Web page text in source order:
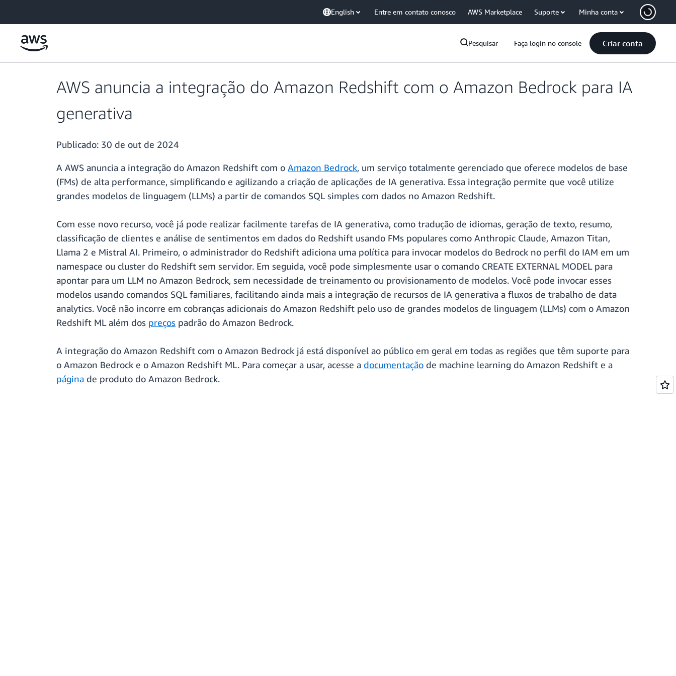
English Entre em contato conosco AWS Marketplace Suporte Minha conta
Pesquisar Faça login no console Criar conta
AWS anuncia a integração do Amazon Redshift com o Amazon Bedrock para IA
generativa
Publicado: 30 de out de 2024
A AWS anuncia a integração do Amazon Redshift com o Amazon Bedrock, um serviço totalmente gerenciado que oferece modelos de base
(FMs) de alta performance, simplificando e agilizando a criação de aplicações de IA generativa. Essa integração permite que você utilize
grandes modelos de linguagem (LLMs) a partir de comandos SQL simples com dados no Amazon Redshift.
Com esse novo recurso, você já pode realizar facilmente tarefas de IA generativa, como tradução de idiomas, geração de texto, resumo,
classificação de clientes e análise de sentimentos em dados do Redshift usando FMs populares como Anthropic Claude, Amazon Titan,
Llama 2 e Mistral AI. Primeiro, o administrador do Redshift adiciona uma política para invocar modelos do Bedrock no perfil do IAM em um
namespace ou cluster do Redshift sem servidor. Em seguida, você pode simplesmente usar o comando CREATE EXTERNAL MODEL para
apontar para um LLM no Amazon Bedrock, sem necessidade de treinamento ou provisionamento de modelos. Você pode invocar esses
modelos usando comandos SQL familiares, facilitando ainda mais a integração de recursos de IA generativa a fluxos de trabalho de data
analytics. Você não incorre em cobranças adicionais do Amazon Redshift pelo uso de grandes modelos de linguagem (LLMs) com o Amazon
Redshift ML além dos preços padrão do Amazon Bedrock.
A integração do Amazon Redshift com o Amazon Bedrock já está disponível ao público em geral em todas as regiões que têm suporte para
o Amazon Bedrock e o Amazon Redshift ML. Para começar a usar, acesse a documentação de machine learning do Amazon Redshift e a
página de produto do Amazon Bedrock.